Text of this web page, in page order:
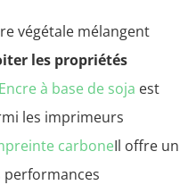
végétale mélangent
les propriétés
Encre à base de soja est
les imprimeurs
carboneIl offre un